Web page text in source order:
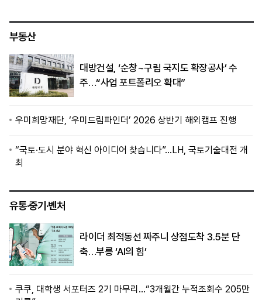
부동산
대방건설, ‘순창~구림 국지도 확장공사’ 수
주…“사업 포트폴리오 확대”
우미희망재단, ‘우미드림파인더’ 2026 상반기 해외캠프 진행
“국토·도시 분야 혁신 아이디어 찾습니다”…LH, 국토기술대전 개
최
유통·중기·벤처
라이더 최적동선 짜주니 상점도착 3.5분 단
축…부릉 ‘AI의 힘’
쿠쿠, 대학생 서포터즈 2기 마무리…“3개월간 누적조회수 205만